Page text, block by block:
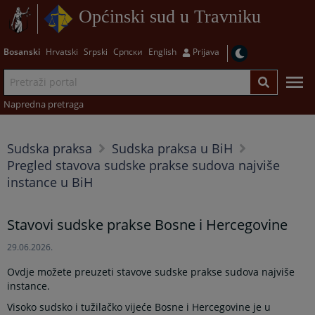
Općinski sud u Travniku
Bosanski Hrvatski Srpski Српски English Prijava
Napredna pretraga
Sudska praksa
Sudska praksa u BiH
Pregled stavova sudske prakse sudova najviše
instance u BiH
Stavovi sudske prakse Bosne i Hercegovine
29.06.2026.
Ovdje možete preuzeti stavove sudske prakse sudova najviše
instance.
Visoko sudsko i tužilačko vijeće Bosne i Hercegovine je u